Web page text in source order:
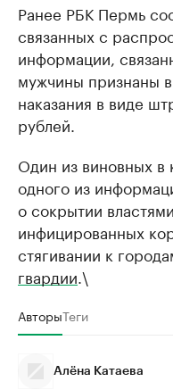
Ранее РБК Пермь
связанных с
информации,
мужчины признаны
наказания в виде
рублей.
Один из виновных в
одного из
о сокрытии
инфицированных
стягивании к
гвардии .\
АвторыТеги
Алёна Катаева